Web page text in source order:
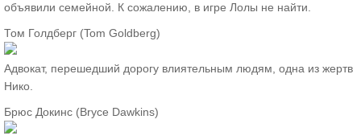
объявили семейной. К сожалению, в игре Лолы не найти.
Том Голдберг (Tom Goldberg)
Адвокат, перешедший дорогу влиятельным людям, одна из жертв
Нико.
Брюс Докинс (Bryce Dawkins)